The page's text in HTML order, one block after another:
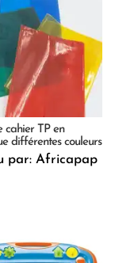
cahier TP en
différentes couleurs
par: Africapap